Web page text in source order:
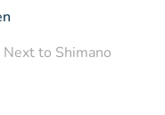
to Shimano